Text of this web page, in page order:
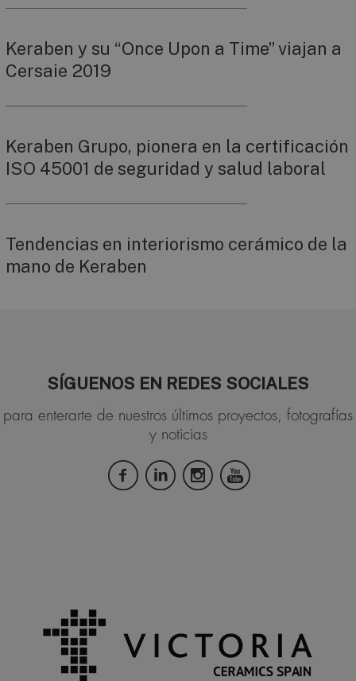
Keraben y su “Once Upon a Time” viajan a
Cersaie 2019
Keraben Grupo, pionera en la certificación
ISO 45001 de seguridad y salud laboral
Tendencias en interiorismo cerámico de la
mano de Keraben
SÍGUENOS EN REDES SOCIALES
para enterarte de nuestros últimos proyectos, fotografías
y noticias